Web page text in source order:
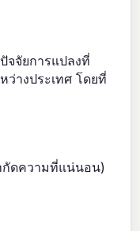
จจัยการแปลงที่
างประเทศ โดยที่
กัดความที่แน่นอน)